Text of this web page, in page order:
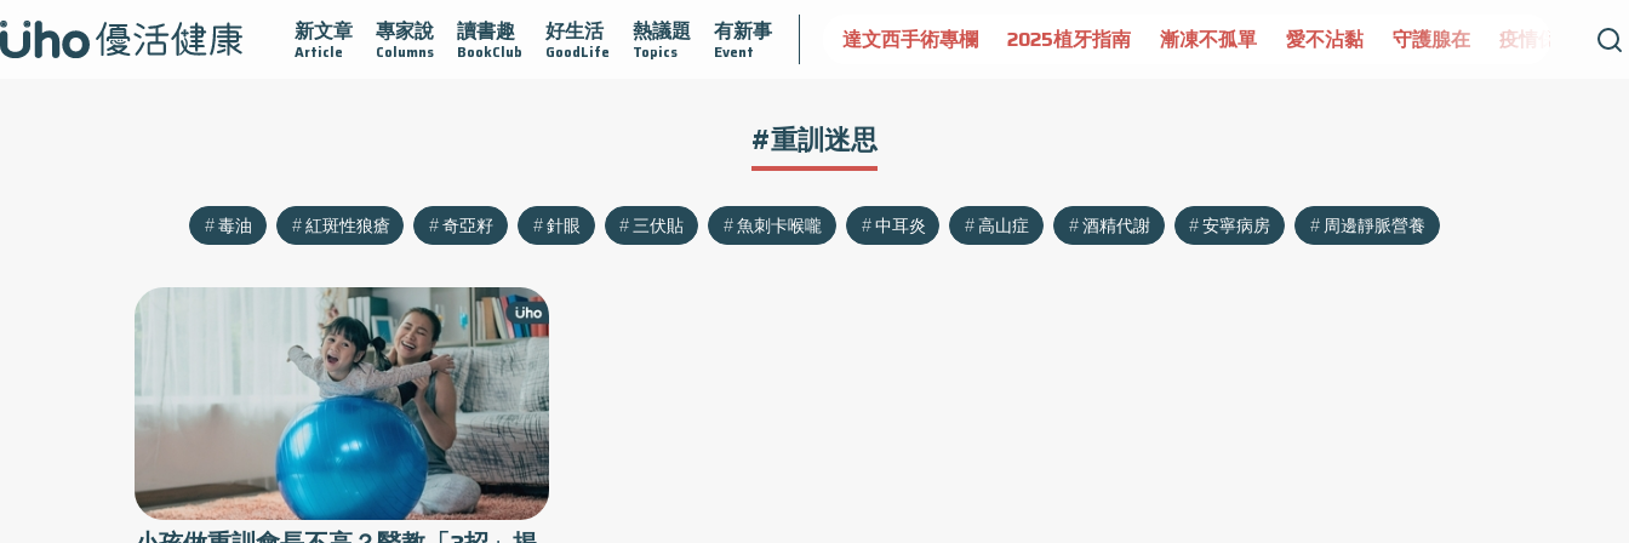
新文章
Article
專家說
Columns
讀書趣
BookClub
好生活
GoodLife
熱議題
Topics
有新事
Event
黏 守護腺在 疫情保衛戰 再生醫學 愛的未來視 認識攝護腺肥大 守護骨骼健康 達文西手術專欄 2025植牙指南 漸凍不孤單 愛不沾黏 守護腺在 疫情保衛戰
#重訓迷思
毒油 紅斑性狼瘡 奇亞籽 針眼 三伏貼 魚刺卡喉嚨 中耳炎 高山症 酒精代謝 安寧病房 周邊靜脈營養